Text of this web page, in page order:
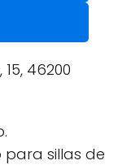
46200
para sillas de